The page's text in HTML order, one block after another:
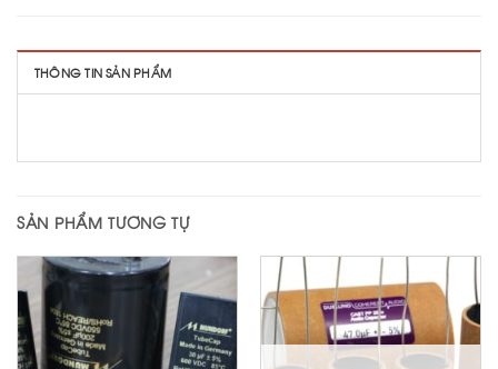
THÔNG TIN SẢN PHẨM
SẢN PHẨM TƯƠNG TỰ